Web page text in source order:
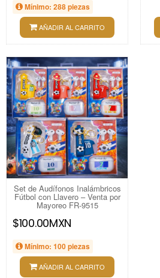
Mínimo: 288 piezas
AÑADIR AL CARRITO
Set de Audífonos Inalámbricos
Fútbol con Llavero – Venta por
Mayoreo FR-9515
$100.00MXN
Mínimo: 100 piezas
AÑADIR AL CARRITO